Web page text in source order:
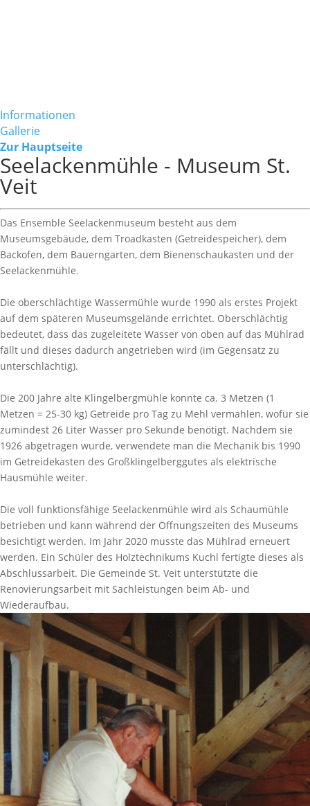
Informationen
Gallerie
Zur Hauptseite
Seelackenmühle - Museum St.
Veit
Das Ensemble Seelackenmuseum besteht aus dem
Museumsgebäude, dem Troadkasten (Getreidespeicher), dem
Backofen, dem Bauerngarten, dem Bienenschaukasten und der
Seelackenmühle.
Die oberschlächtige Wassermühle wurde 1990 als erstes Projekt
auf dem späteren Museumsgelände errichtet. Oberschlächtig
bedeutet, dass das zugeleitete Wasser von oben auf das Mühlrad
fällt und dieses dadurch angetrieben wird (im Gegensatz zu
unterschlächtig).
Die 200 Jahre alte Klingelbergmühle konnte ca. 3 Metzen (1
Metzen = 25-30 kg) Getreide pro Tag zu Mehl vermahlen, wofür sie
zumindest 26 Liter Wasser pro Sekunde benötigt. Nachdem sie
1926 abgetragen wurde, verwendete man die Mechanik bis 1990
im Getreidekasten des Großklingelberggutes als elektrische
Hausmühle weiter.
Die voll funktionsfähige Seelackenmühle wird als Schaumühle
betrieben und kann während der Öffnungszeiten des Museums
besichtigt werden. Im Jahr 2020 musste das Mühlrad erneuert
werden. Ein Schüler des Holztechnikums Kuchl fertigte dieses als
Abschlussarbeit. Die Gemeinde St. Veit unterstützte die
Renovierungsarbeit mit Sachleistungen beim Ab- und
Wiederaufbau.